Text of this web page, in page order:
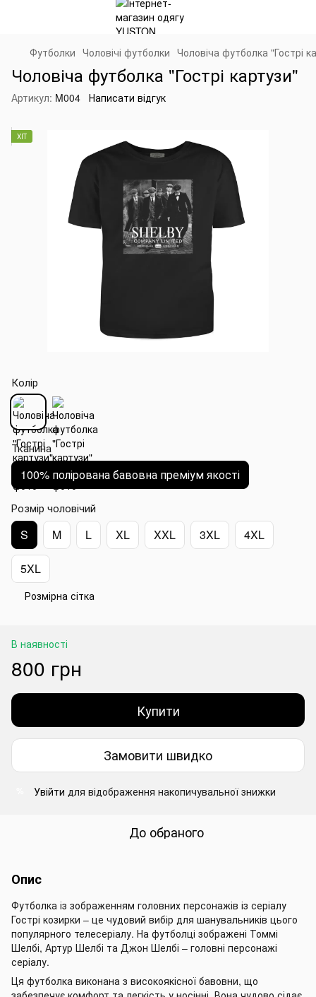
Футболки Чоловічі футболки Чоловіча футболка "Гострі
Чоловіча футболка "Гострі картузи"
Артикул: M004 Написати відгук
ХІТ
Колір
Тканина
100% полірована бавовна преміум якості
Розмір чоловічий
S M L XL XXL 3XL 4XL
5XL
Розмірна сітка
В наявності
800 грн
Купити
Замовити швидко
Увійти для відображення накопичувальної знижки
До обраного
Опис
Футболка із зображенням головних персонажів із серіалу
Гострі козирки – це чудовий вибір для шанувальників цього
популярного телесеріалу. На футболці зображені Томмі
Шелбі, Артур Шелбі та Джон Шелбі – головні персонажі
серіалу.
Ця футболка виконана з високоякісної бавовни, що